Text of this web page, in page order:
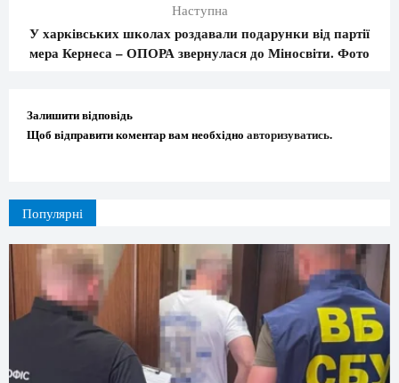
Наступна
У харківських школах роздавали подарунки від партії
мера Кернеса – ОПОРА звернулася до Міносвіти. Фото
Залишити відповідь
Щоб відправити коментар вам необхідно авторизуватись.
Популярні